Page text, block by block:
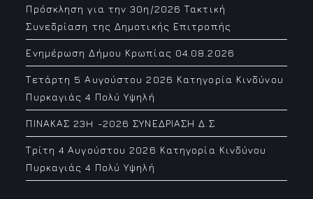
Πρόσκληση για την 30η/2026 Τακτική
Συνεδρίαση της Δημοτικής Επιτροπής
Ενημέρωση Δήμου Κρωπίας 04.08.2026
Τετάρτη 5 Αυγούστου 2026 Κατηγορία Κινδύνου
Πυρκαγιάς 4 Πολύ Υψηλή
ΠΙΝΑΚΑΣ 23H -2026 ΣΥΝΕΔΡΙΑΣΗ Δ.Σ
Τρίτη 4 Αυγούστου 2026 Κατηγορία Κινδύνου
Πυρκαγιάς 4 Πολύ Υψηλή